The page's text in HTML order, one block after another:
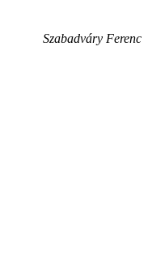
Szabadváry Ferenc